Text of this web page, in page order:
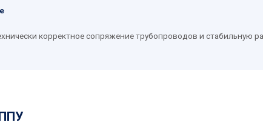
корректное сопряжение трубопроводов и стабильную